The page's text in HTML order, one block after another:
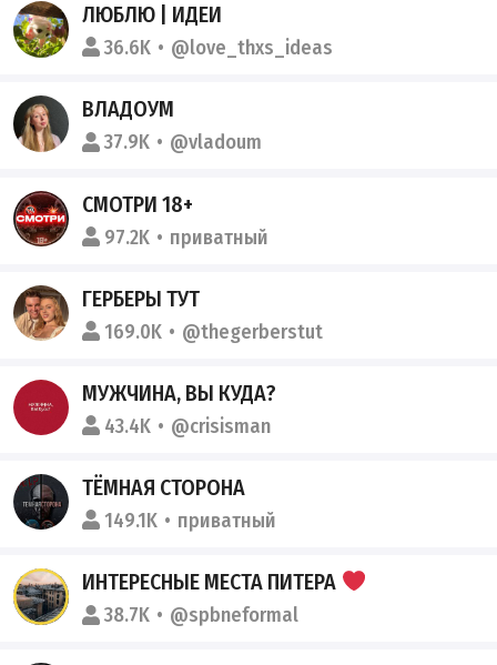
ЛЮБЛЮ | ИДЕИ
36.6K @love_thxs_ideas
ВЛАДОУМ
37.9K @vladoum
СМОТРИ 18+
97.2K приватный
ГЕРБЕРЫ ТУТ
169.0K @thegerberstut
МУЖЧИНА, ВЫ КУДА?
43.4K @crisisman
ТЁМНАЯ СТОРОНА
149.1K приватный
ИНТЕРЕСНЫЕ МЕСТА ПИТЕРА
38.7K @spbneformal